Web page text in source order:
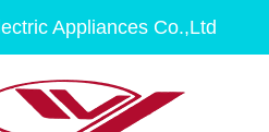
Appliances Co.,Ltd